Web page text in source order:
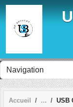
Accueil USB
Panneau de gestion